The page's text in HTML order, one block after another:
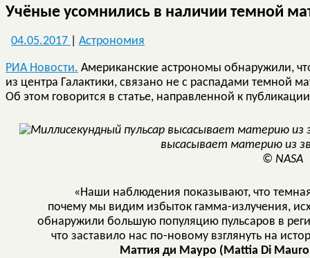
Учёные усомнились в наличии темной
04.05.2017 Астрономия
РИА Новости. Американские астрономы обнаружили,
из центра Галактики, связано не с распадами темной
Об этом говорится в статье, направленной к
высасывает материю из
© NASA
«Наши наблюдения показывают, что
почему мы видим избыток гамма-излучения,
обнаружили большую популяцию пульсаров в
что заставило нас по-новому взглянуть на
Маттия ди Мауро (Mattia Di